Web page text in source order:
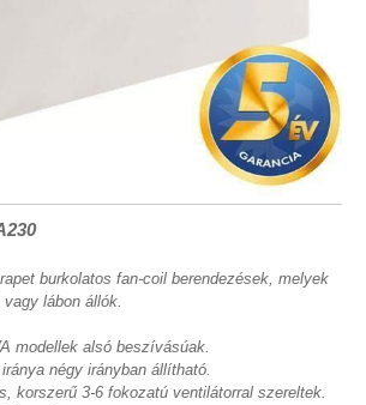
burkolatos fan-coil berendezések, melyek
lábon állók.
modellek alsó beszívásúak.
négy irányban állítható.
korszerű 3-6 fokozatú ventilátorral szereltek.